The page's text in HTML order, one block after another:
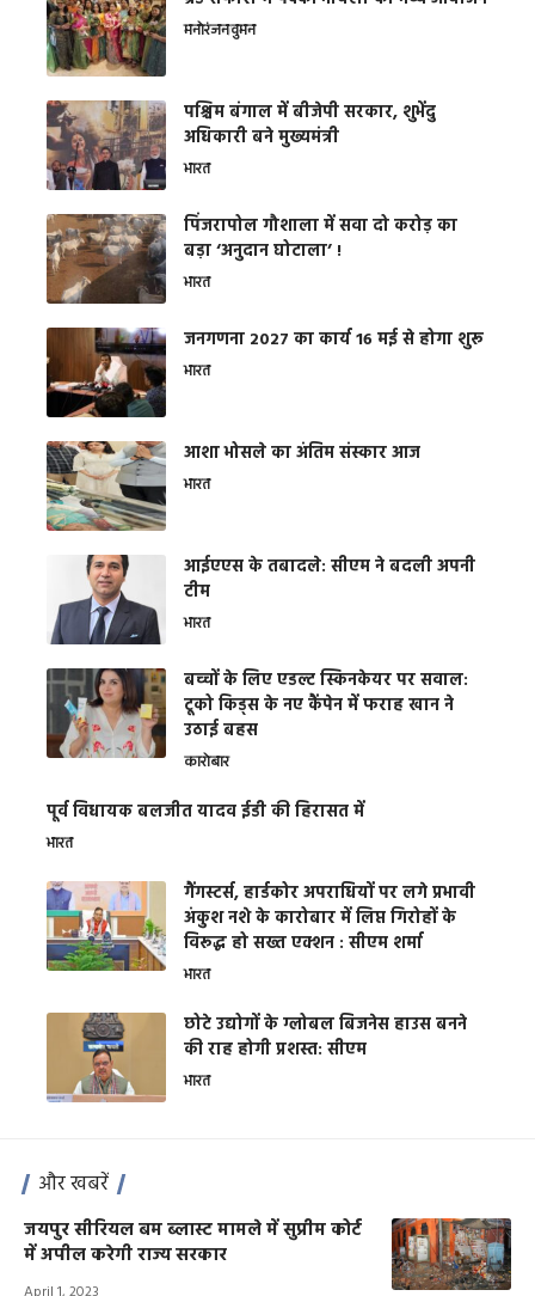
मनोरंजनवुमन
पश्चिम बंगाल में बीजेपी सरकार, शुभेंदु
अधिकारी बने मुख्यमंत्री
भारत
​पिंजरापोल गौशाला में सवा दो करोड़ का
बड़ा ‘अनुदान घोटाला’ !
भारत
जनगणना 2027 का कार्य 16 मई से होगा शुरू
भारत
आशा भोसले का अंतिम संस्कार आज
भारत
आईएएस के तबादले: सीएम ने बदली अपनी
टीम
भारत
बच्चों के लिए एडल्ट स्किनकेयर पर सवाल:
टूको किड्स के नए कैंपेन में फराह खान ने
उठाई बहस
कारोबार
पूर्व विधायक बलजीत यादव ईडी की हिरासत में
भारत
गैंगस्टर्स, हार्डकोर अपराधियों पर लगे प्रभावी
अंकुश नशे के कारोबार में लिप्त गिरोहों के
विरूद्ध हो सख्त एक्शन : सीएम शर्मा
भारत
छोटे उद्योगों के ग्लोबल बिजनेस हाउस बनने
की राह होगी प्रशस्त: सीएम
भारत
और खबरें
जयपुर सीरियल बम ब्लास्ट मामले में सुप्रीम कोर्ट
में अपील करेगी राज्य सरकार